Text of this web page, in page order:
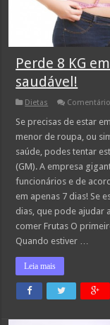
Perde 8 KG
saudável!
Dietas
Se precisas de estar
menor de roupa, ou
saúde, podes tentar
(GM). A empresa
funcionários e de
em apenas 7 dias! Se
dias, que pode
comer Frutas O
Quando estiver …
Leia mais